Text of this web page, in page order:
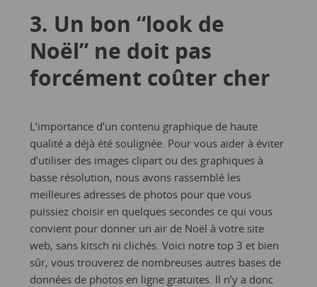
3. Un bon “look de
Noël” ne doit pas
forcément coûter cher
L’importance d’un contenu graphique de haute
qualité a déjà été soulignée. Pour vous aider à éviter
d’utiliser des images clipart ou des graphiques à
basse résolution, nous avons rassemblé les
meilleures adresses de photos pour que vous
puissiez choisir en quelques secondes ce qui vous
convient pour donner un air de Noël à votre site
web, sans kitsch ni clichés. Voici notre top 3 et bien
sûr, vous trouverez de nombreuses autres bases de
données de photos en ligne gratuites. Il n’y a donc